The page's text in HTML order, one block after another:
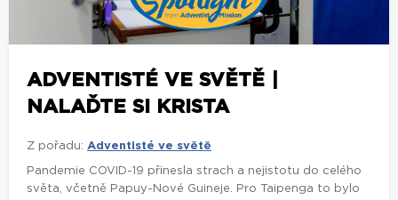
ADVENTISTÉ VE SVĚTĚ |
NALAĎTE SI KRISTA
Z pořadu: Adventisté ve světě
Pandemie COVID-19 přinesla strach a nejistotu do celého
světa, včetně Papuy-Nové Guineje. Pro Taipenga to bylo